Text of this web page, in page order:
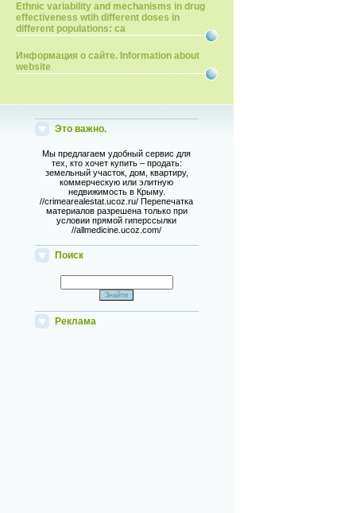
Ethnic variability and mechanisms in drug
effectiveness wtih different doses in
different populations: ca
Информация о сайте. Information about
website
Это важно.
Мы предлагаем удобный сервис для
тех, кто хочет купить – продать:
земельный участок, дом, квартиру,
коммерческую или элитную
недвижимость в Крыму.
//crimearealestat.ucoz.ru/ Перепечатка
материалов разрешена только при
условии прямой гиперссылки
//allmedicine.ucoz.com/
Поиск
Реклама